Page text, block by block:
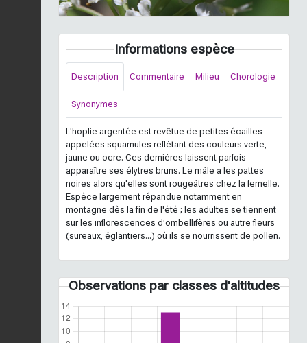
Informations espèce
Description Commentaire Milieu Chorologie
Synonymes
L'hoplie argentée est revêtue de petites écailles
appelées squamules reflétant des couleurs verte,
jaune ou ocre. Ces dernières laissent parfois
apparaître ses élytres bruns. Le mâle a les pattes
noires alors qu'elles sont rougeâtres chez la femelle.
Espèce largement répandue notamment en
montagne dès la fin de l'été ; les adultes se tiennent
sur les inflorescences d'ombellifères ou autre fleurs
(sureaux, églantiers...) où ils se nourrissent de pollen.
Observations par classes d'altitudes